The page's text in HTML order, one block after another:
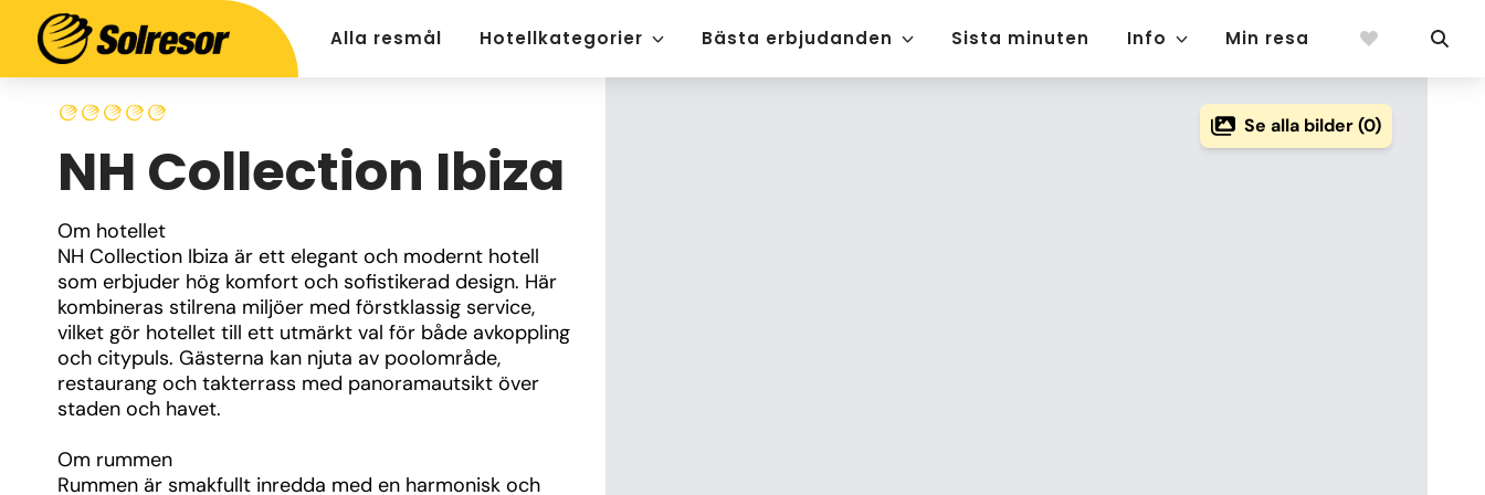
Alla resmål Hotellkategorier Bästa erbjudanden Sista minuten Info Min resa
NH Collection Ibiza
Om hotellet
NH Collection Ibiza är ett elegant och modernt hotell
som erbjuder hög komfort och sofistikerad design. Här
kombineras stilrena miljöer med förstklassig service,
vilket gör hotellet till ett utmärkt val för både avkoppling
och citypuls. Gästerna kan njuta av poolområde,
restaurang och takterrass med panoramautsikt över
staden och havet.
Om rummen
Rummen är smakfullt inredda med en harmonisk och
Se alla bilder (0)